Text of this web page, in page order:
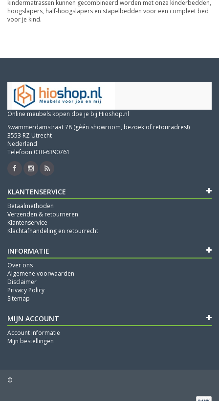
kindermatrassen kunnen gecombineerd worden met onze kinderbedden,
hoogslapers, half-hoogslapers en stapelbedden voor een compleet bed
voor je kind.
Online meubels kopen doe je bij Hioshop.nl
Swammerdamstraat 78 (géén showroom, bezoek of retouradres!)
3553 RZ Utrecht
Nederland
Telefoon 030-6390761
KLANTENSERVICE
Betaalmethoden
Verzenden & retourneren
Klantenservice
Klachtafhandeling en retourrecht
INFORMATIE
Over ons
Algemene voorwaarden
Disclaimer
Privacy Policy
Sitemap
MIJN ACCOUNT
Account informatie
Mijn bestellingen
©